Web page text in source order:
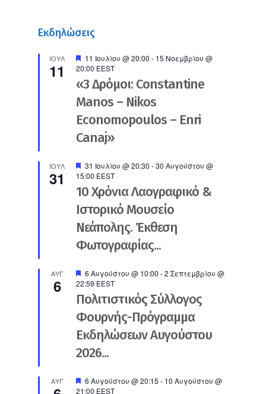
Εκδηλώσεις
ΙΟΎΛ
11
Προτεινόμενο
11 Ιουλίου @ 20:00 - 15 Νοεμβρίου @
20:00 EEST
«3 Δρόμοι: Constantine
Manos – Nikos
Economopoulos – Enri
Canaj»
ΙΟΎΛ
31
Προτεινόμενο
31 Ιουλίου @ 20:30 -30 Αυγούστου @
15:00 EEST
10 Χρόνια Λαογραφικό &
Ιστορικό Μουσείο
Νεάπολης. Έκθεση
Φωτογραφίας...
ΑΥΓ
6
Προτεινόμενο
6 Αυγούστου @ 10:00 -2 Σεπτεμβρίου @
22:59 EEST
Πολιτιστικός Σύλλογος
Φουρνής-Πρόγραμμα
Εκδηλώσεων Αυγούστου
2026...
ΑΥΓ Προτεινόμενο
6 Αυγούστου @ 20:15 - 10 Αυγούστου @
21:00 EEST